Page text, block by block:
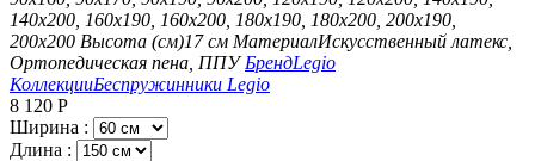
140х200, 160х190, 160х200, 180х190, 180х200, 200х190,
200х200 Высота (см)17 см МатериалИскусственный латекс,
Ортопедическая пена, ППУ БрендLegio
КоллекцииБеспружинники Legio
8 120 Р
Ширина :
Длина :